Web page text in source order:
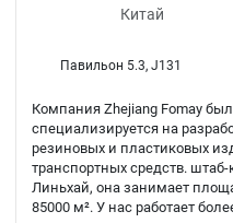
Китай
Павильон 5.3, J131
Компания Zhejiang Fomay
специализируется на
резиновых и пластиковых
транспортных средств.
Линьхай, она занимает
85000 м². У нас работает